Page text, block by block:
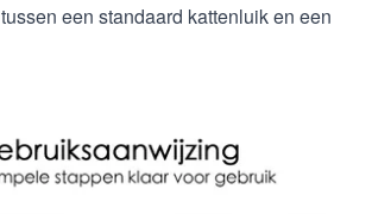
een standaard kattenluik en een